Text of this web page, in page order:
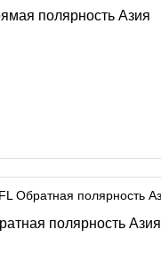
полярность Азия
полярность Азия